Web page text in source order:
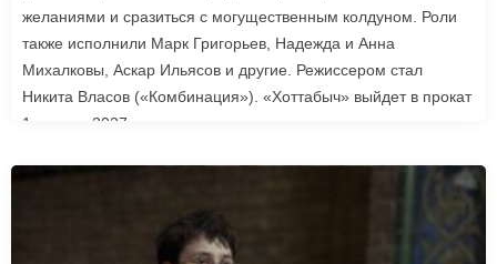
желаниями и сразиться с могущественным колдуном. Роли
также исполнили Марк Григорьев, Надежда и Анна
Михалковы, Аскар Ильясов и другие. Режиссером стал
Никита Власов («Комбинация»). «Хоттабыч» выйдет в прокат
1 января 2027 года.